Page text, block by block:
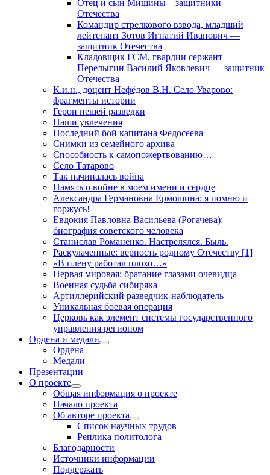
Отец и сын Мишины – защитники
Отечества
Командир стрелкового взвода, младший
лейтенант Зотов Игнатий Иванович —
защитник Отечества
Кладовщик ГСМ, гвардии сержант
Перелыгин Василий Яковлевич — защитник
Отечества
К.и.н., доцент Нефёдов В.Н. Село Уварово:
фрагменты истории
Герои пешей разведки
Наши увлечения
Последний бой капитана Федосеева
Снимки из семейного архива
Способность к самопожертвованию…
Село Татарово
Так начиналась война
Память о войне в моем имени и сердце
Александра Германовна Ермошина: я помню и
горжусь!
Евдокия Павловна Васильева (Рогачева):
биография советского человека
Станислав Романенко. Настрелялся. Быль.
Раскулаченные: верность родному Отечеству [1]
«В плену работал плохо…»
Первая мировая: братание глазами очевидца
Военная судьба сибиряка
Артиллерийский разведчик-наблюдатель
Уникальная боевая операция
Церковь как элемент системы государственного
управления регионом
Ордена и медали
открыть
Ордена
Медали
Презентации
О проекте
открыть
меню
Общая информация о проекте
Начало проекта
Об авторе проекта
открыть
меню
Список научных трудов
Реплика политолога
Благодарности
Источники информации
Поддержать